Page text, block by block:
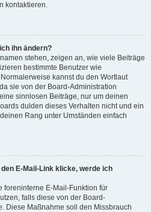
kontaktieren.
ihn ändern?
stehen, zeigen an, wie viele Beiträge
bestimmte Benutzer wie
kannst du den Wortlaut
sie von der Board-Administration
sinnlosen Beiträge, nur um deinen
dulden dieses Verhalten nicht und ein
Rang unter Umständen einfach
E-Mail-Link klicke, werde ich
foreninterne E-Mail-Funktion für
falls diese von der Board-
Diese Maßnahme soll den Missbrauch